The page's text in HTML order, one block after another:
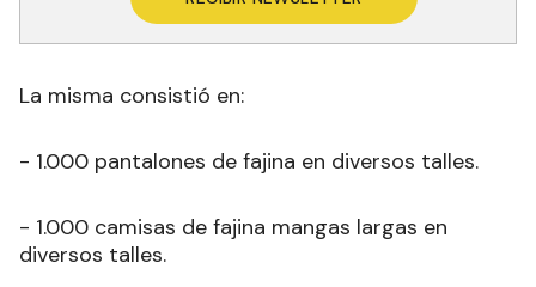
La misma consistió en:
- 1.000 pantalones de fajina en diversos talles.
- 1.000 camisas de fajina mangas largas en
diversos talles.